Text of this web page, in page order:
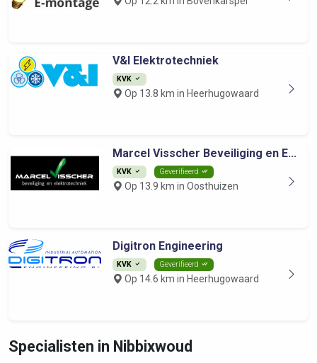
V&I Elektrotechniek
KVK
Op 13.8 km in Heerhugowaard
Marcel Visscher Beveiliging en E...
KVK Geverifieerd
Op 13.9 km in Oosthuizen
Digitron Engineering
KVK Geverifieerd
Op 14.6 km in Heerhugowaard
Specialisten in Nibbixwoud